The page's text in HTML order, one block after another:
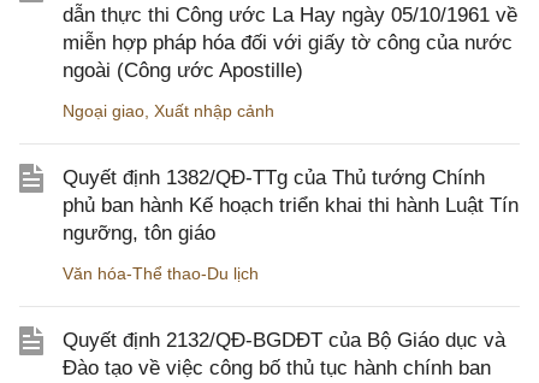
dẫn thực thi Công ước La Hay ngày 05/10/1961 về
miễn hợp pháp hóa đối với giấy tờ công của nước
ngoài (Công ước Apostille)
Ngoại giao Xuất nhập cảnh
Quyết định 1382/QĐ-TTg của Thủ tướng Chính
phủ ban hành Kế hoạch triển khai thi hành Luật Tín
ngưỡng, tôn giáo
Văn hóa-Thể thao-Du lịch
Quyết định 2132/QĐ-BGDĐT của Bộ Giáo dục và
Đào tạo về việc công bố thủ tục hành chính ban